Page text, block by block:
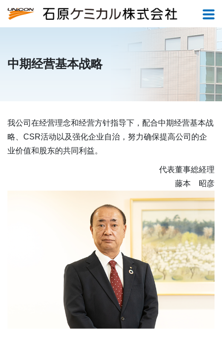
中期经营基本战略
我公司在经营理念和经营方针指导下，配合中期经营基本战
略、CSR活动以及强化企业自治，努力确保提高公司的企
业价值和股东的共同利益。
代表董事総経理
藤本 昭彦